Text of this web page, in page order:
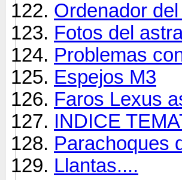
Ordenador
Fotos del
Problemas
Espejos M3
Faros Lexus
INDICE
Parachoques
Llantas....